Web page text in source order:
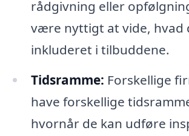
rådgivning eller
være nyttigt at vide, hvad
inkluderet i tilbuddene.
Tidsramme: Forskellige
have forskellige
hvornår de kan udføre